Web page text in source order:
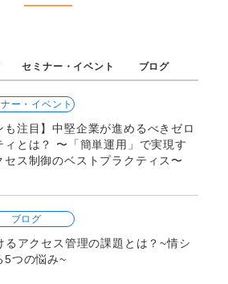
セミナー・イベント ブログ
ー・イベント
も注目】中堅企業が進めるべきゼロ
ィとは？ 〜「簡単運用」で実現す
セス制御のベストプラクティス〜
ブログ
るアクセス管理の課題とは？~情シ
5つの悩み~